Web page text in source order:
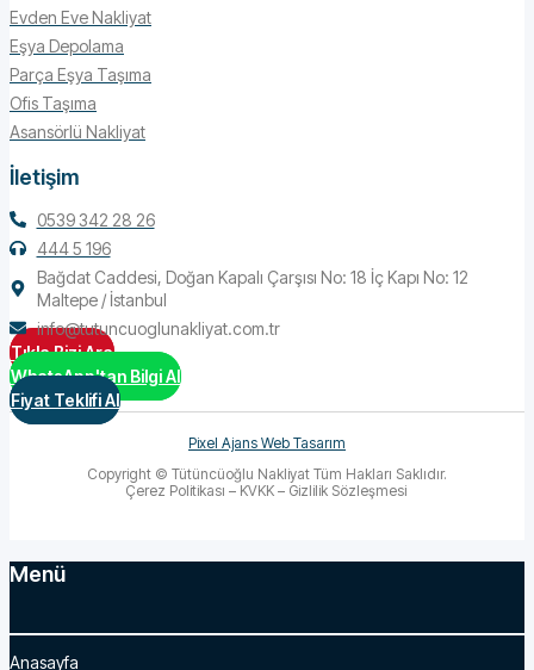
Evden Eve Nakliyat
Eşya Depolama
Parça Eşya Taşıma
Ofis Taşıma
Asansörlü Nakliyat
İletişim
0539 342 28 26
444 5 196
Bağdat Caddesi, Doğan Kapalı Çarşısı No: 18 İç Kapı No: 12
Maltepe / İstanbul
info@tutuncuoglunakliyat.com.tr
Tıkla Bizi Ara
WhatsApp'tan Bilgi Al
Fiyat Teklifi Al
Pixel Ajans Web Tasarım
Copyright © Tütüncüoğlu Nakliyat Tüm Hakları Saklıdır.
Çerez Politikası – KVKK – Gizlilik Sözleşmesi
Menü
Anasayfa